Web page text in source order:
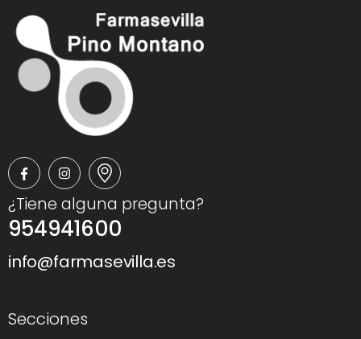
¿Tiene alguna pregunta?
954941600
info@farmasevilla.es
Secciones